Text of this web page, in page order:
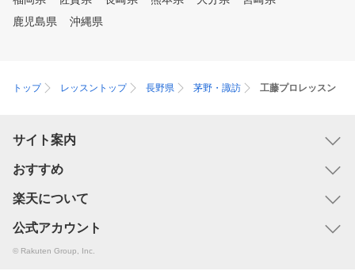
鹿児島県
沖縄県
トップ レッスントップ 長野県 茅野・諏訪 工藤プロレッスン
サイト案内
おすすめ
楽天について
公式アカウント
© Rakuten Group, Inc.